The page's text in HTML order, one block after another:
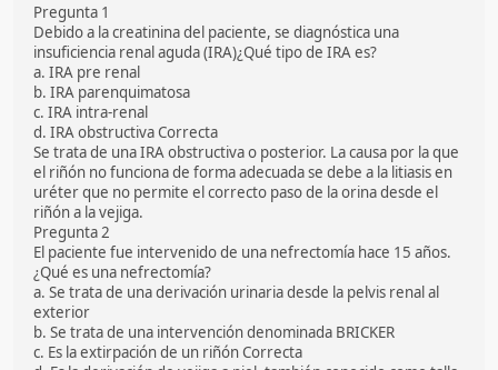
Pregunta 1
Debido a la creatinina del paciente, se diagnóstica una
insuficiencia renal aguda (IRA)¿Qué tipo de IRA es?
a. IRA pre renal
b. IRA parenquimatosa
c. IRA intra-renal
d. IRA obstructiva Correcta
Se trata de una IRA obstructiva o posterior. La causa por la que
el riñón no funciona de forma adecuada se debe a la litiasis en
uréter que no permite el correcto paso de la orina desde el
riñón a la vejiga.
Pregunta 2
El paciente fue intervenido de una nefrectomía hace 15 años.
¿Qué es una nefrectomía?
a. Se trata de una derivación urinaria desde la pelvis renal al
exterior
b. Se trata de una intervención denominada BRICKER
c. Es la extirpación de un riñón Correcta